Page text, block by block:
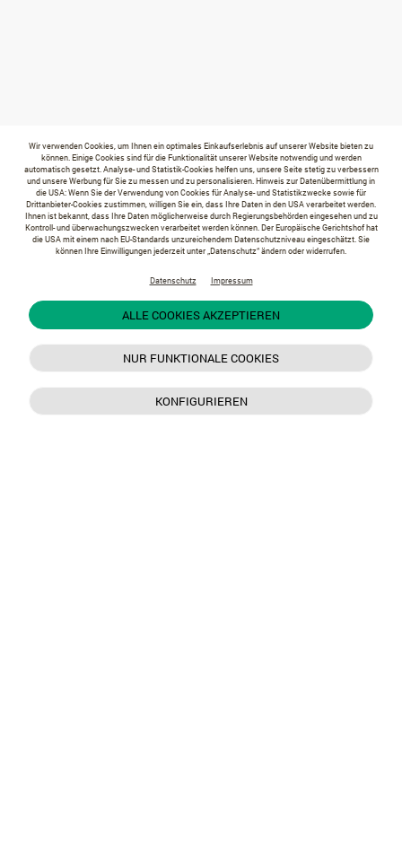
Wir verwenden Cookies, um Ihnen ein optimales Einkaufserlebnis auf unserer Website bieten zu
können. Einige Cookies sind für die Funktionalität unserer Website notwendig und werden
automatisch gesetzt. Analyse- und Statistik-Cookies helfen uns, unsere Seite stetig zu verbessern
und unsere Werbung für Sie zu messen und zu personalisieren. Hinweis zur Datenübermittlung in
die USA: Wenn Sie der Verwendung von Cookies für Analyse- und Statistikzwecke sowie für
Drittanbieter-Cookies zustimmen, willigen Sie ein, dass Ihre Daten in den USA verarbeitet werden.
Ihnen ist bekannt, dass Ihre Daten möglicherweise durch Regierungsbehörden eingesehen und zu
Kontroll- und überwachungszwecken verarbeitet werden können. Der Europäische Gerichtshof hat
die USA mit einem nach EU-Standards unzureichendem Datenschutzniveau eingeschätzt. Sie
können Ihre Einwilligungen jederzeit unter „Datenschutz“ ändern oder widerrufen.
Datenschutz Impressum
ALLE COOKIES AKZEPTIEREN
NUR FUNKTIONALE COOKIES
KONFIGURIEREN